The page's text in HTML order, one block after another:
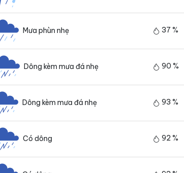
Mưa phùn nhẹ 37 %
Dông kèm mưa đá nhẹ 90 %
Dông kèm mưa đá nhẹ 93 %
Có dông 92 %